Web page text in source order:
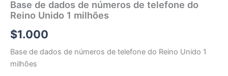
Base de dados de números de telefone do
Reino Unido 1 milhões
$1.000
Base de dados de números de telefone do Reino Unido 1
milhões